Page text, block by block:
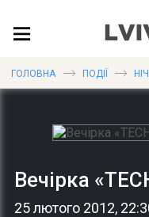
ГОЛОВНА ПОДІЇ
Вечірка
25 лютого 2012,